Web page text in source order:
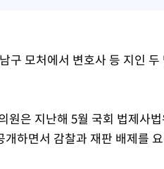
구 모처에서 변호사 등 지인
원은 지난해 5월 국회 법제사
하면서 감찰과 재판 배제를